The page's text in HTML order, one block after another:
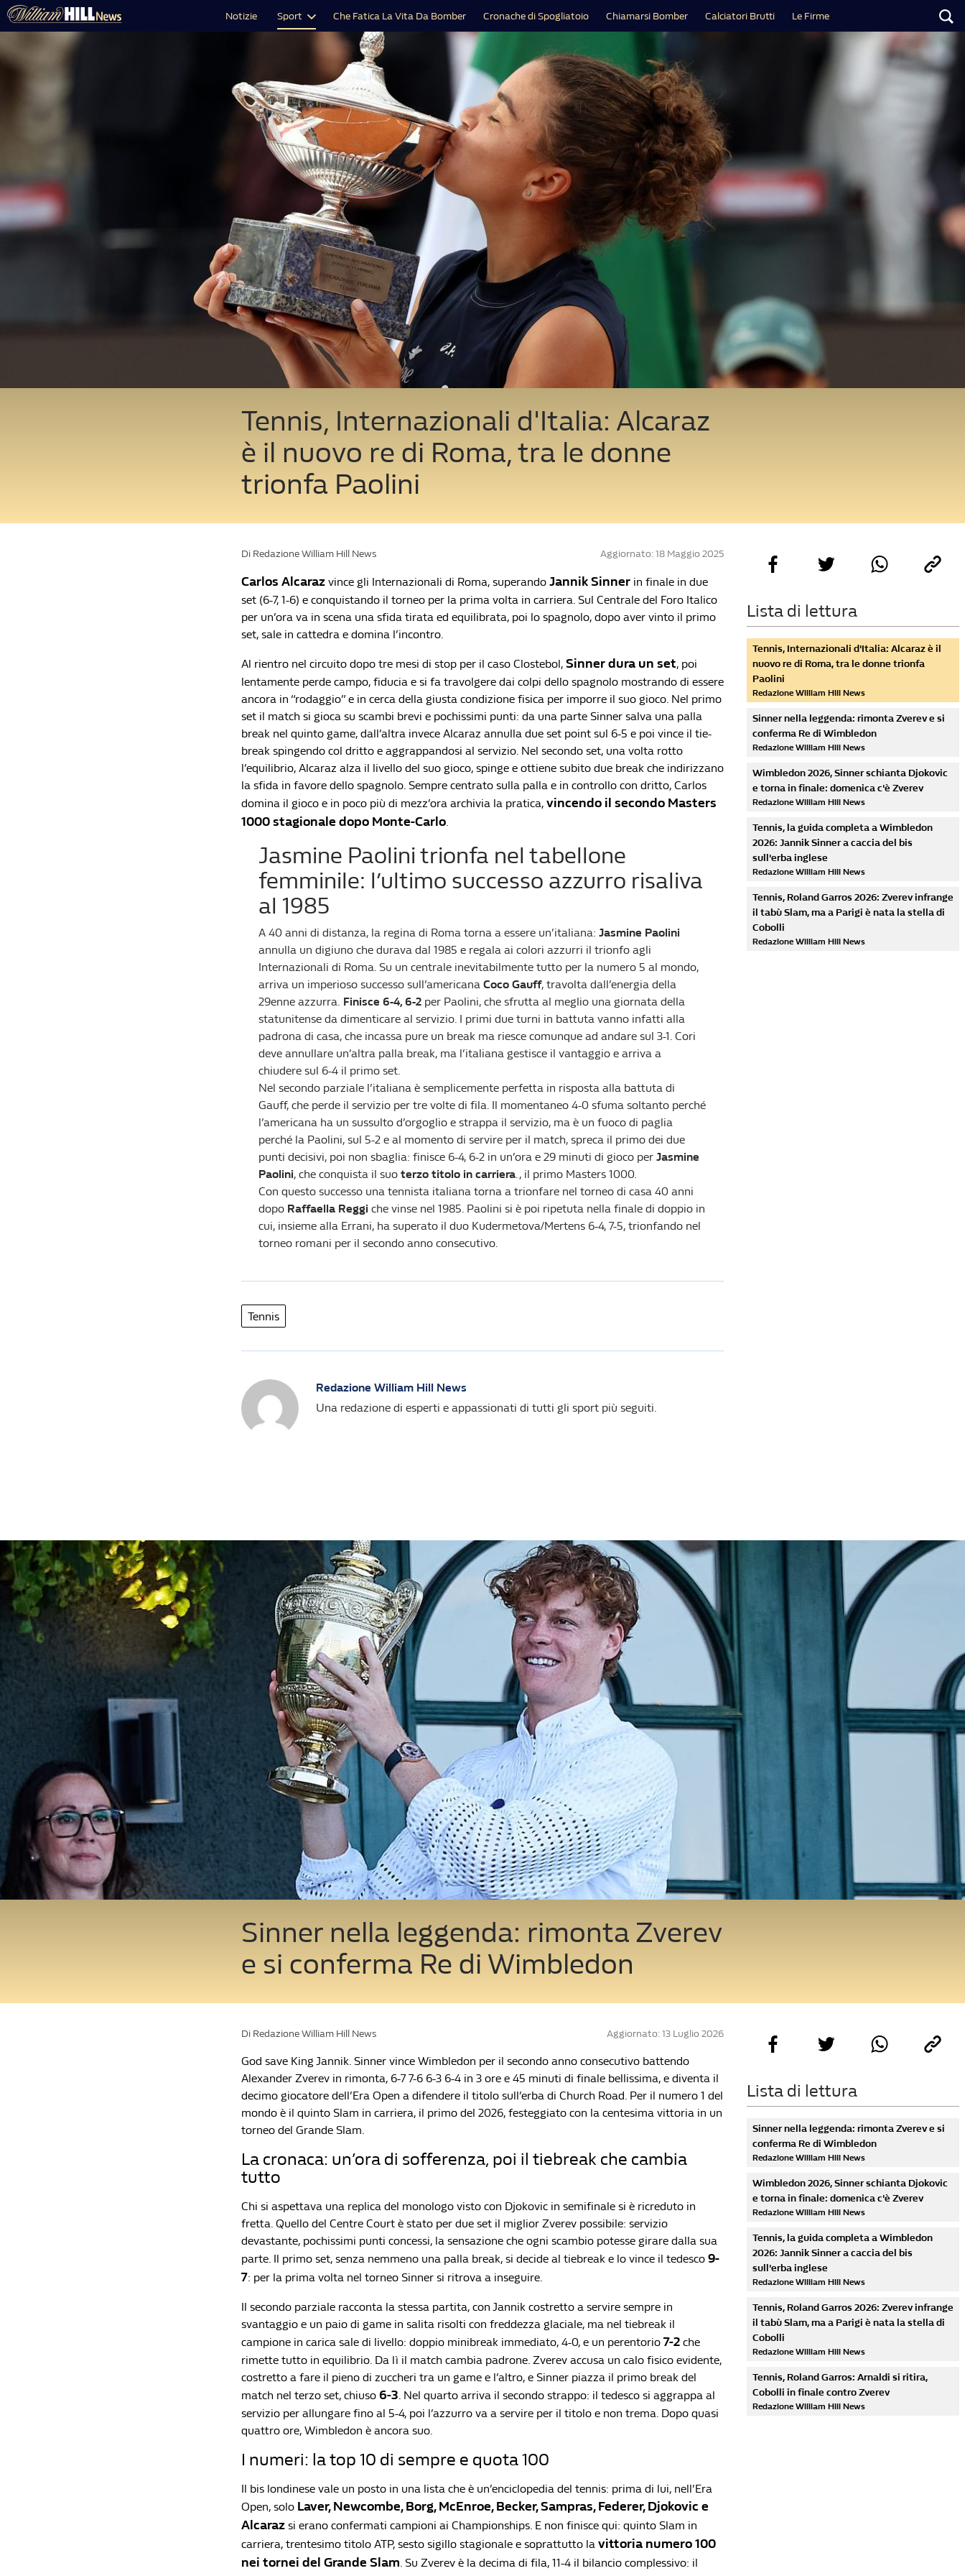
Notizie Sport Che Fatica La Vita Da Bomber Cronache di Spogliatoio Chiamarsi Bomber Calciatori Brutti Le Firme
Tennis, Internazionali d'Italia: Alcaraz
è il nuovo re di Roma, tra le donne
trionfa Paolini
Di Redazione William Hill News Aggiornato: 18 Maggio 2025
Carlos Alcaraz vince gli Internazionali di Roma, superando Jannik Sinner in finale in due
set (6-7, 1-6) e conquistando il torneo per la prima volta in carriera. Sul Centrale del Foro Italico
per un’ora va in scena una sfida tirata ed equilibrata, poi lo spagnolo, dopo aver vinto il primo
set, sale in cattedra e domina l’incontro.
Al rientro nel circuito dopo tre mesi di stop per il caso Clostebol, Sinner dura un set, poi
lentamente perde campo, fiducia e si fa travolgere dai colpi dello spagnolo mostrando di essere
ancora in “rodaggio” e in cerca della giusta condizione fisica per imporre il suo gioco. Nel primo
set il match si gioca su scambi brevi e pochissimi punti: da una parte Sinner salva una palla
break nel quinto game, dall’altra invece Alcaraz annulla due set point sul 6-5 e poi vince il tie-
break spingendo col dritto e aggrappandosi al servizio. Nel secondo set, una volta rotto
l’equilibrio, Alcaraz alza il livello del suo gioco, spinge e ottiene subito due break che indirizzano
la sfida in favore dello spagnolo. Sempre centrato sulla palla e in controllo con dritto, Carlos
domina il gioco e in poco più di mezz’ora archivia la pratica, vincendo il secondo Masters
1000 stagionale dopo Monte-Carlo.
Jasmine Paolini trionfa nel tabellone
femminile: l’ultimo successo azzurro risaliva
al 1985
A 40 anni di distanza, la regina di Roma torna a essere un’italiana: Jasmine Paolini
annulla un digiuno che durava dal 1985 e regala ai colori azzurri il trionfo agli
Internazionali di Roma. Su un centrale inevitabilmente tutto per la numero 5 al mondo,
arriva un imperioso successo sull’americana Coco Gauff, travolta dall’energia della
29enne azzurra. Finisce 6-4, 6-2 per Paolini, che sfrutta al meglio una giornata della
statunitense da dimenticare al servizio. I primi due turni in battuta vanno infatti alla
padrona di casa, che incassa pure un break ma riesce comunque ad andare sul 3-1. Cori
deve annullare un’altra palla break, ma l’italiana gestisce il vantaggio e arriva a
chiudere sul 6-4 il primo set.
Nel secondo parziale l’italiana è semplicemente perfetta in risposta alla battuta di
Gauff, che perde il servizio per tre volte di fila. Il momentaneo 4-0 sfuma soltanto perché
l’americana ha un sussulto d’orgoglio e strappa il servizio, ma è un fuoco di paglia
perché la Paolini, sul 5-2 e al momento di servire per il match, spreca il primo dei due
punti decisivi, poi non sbaglia: finisce 6-4, 6-2 in un’ora e 29 minuti di gioco per Jasmine
Paolini, che conquista il suo terzo titolo in carriera., il primo Masters 1000.
Con questo successo una tennista italiana torna a trionfare nel torneo di casa 40 anni
dopo Raffaella Reggi che vinse nel 1985. Paolini si è poi ripetuta nella finale di doppio in
cui, insieme alla Errani, ha superato il duo Kudermetova/Mertens 6-4, 7-5, trionfando nel
torneo romani per il secondo anno consecutivo.
Tennis
Redazione William Hill News
Una redazione di esperti e appassionati di tutti gli sport più seguiti.
Lista di lettura
Tennis, Internazionali d'Italia: Alcaraz è il
nuovo re di Roma, tra le donne trionfa
Paolini
Redazione William Hill News
Sinner nella leggenda: rimonta Zverev e si
conferma Re di Wimbledon
Redazione William Hill News
Wimbledon 2026, Sinner schianta Djokovic
e torna in finale: domenica c'è Zverev
Redazione William Hill News
Tennis, la guida completa a Wimbledon
2026: Jannik Sinner a caccia del bis
sull'erba inglese
Redazione William Hill News
Tennis, Roland Garros 2026: Zverev infrange
il tabù Slam, ma a Parigi è nata la stella di
Cobolli
Redazione William Hill News
Sinner nella leggenda: rimonta Zverev
e si conferma Re di Wimbledon
Di Redazione William Hill News Aggiornato: 13 Luglio 2026
God save King Jannik. Sinner vince Wimbledon per il secondo anno consecutivo battendo
Alexander Zverev in rimonta, 6-7 7-6 6-3 6-4 in 3 ore e 45 minuti di finale bellissima, e diventa il
decimo giocatore dell’Era Open a difendere il titolo sull’erba di Church Road. Per il numero 1 del
mondo è il quinto Slam in carriera, il primo del 2026, festeggiato con la centesima vittoria in un
torneo del Grande Slam.
La cronaca: un’ora di sofferenza, poi il tiebreak che cambia
tutto
Chi si aspettava una replica del monologo visto con Djokovic in semifinale si è ricreduto in
fretta. Quello del Centre Court è stato per due set il miglior Zverev possibile: servizio
devastante, pochissimi punti concessi, la sensazione che ogni scambio potesse girare dalla sua
parte. Il primo set, senza nemmeno una palla break, si decide al tiebreak e lo vince il tedesco 9-
7: per la prima volta nel torneo Sinner si ritrova a inseguire.
Il secondo parziale racconta la stessa partita, con Jannik costretto a servire sempre in
svantaggio e un paio di game in salita risolti con freddezza glaciale, ma nel tiebreak il
campione in carica sale di livello: doppio minibreak immediato, 4-0, e un perentorio 7-2 che
rimette tutto in equilibrio. Da lì il match cambia padrone. Zverev accusa un calo fisico evidente,
costretto a fare il pieno di zuccheri tra un game e l’altro, e Sinner piazza il primo break del
match nel terzo set, chiuso 6-3. Nel quarto arriva il secondo strappo: il tedesco si aggrappa al
servizio per allungare fino al 5-4, poi l’azzurro va a servire per il titolo e non trema. Dopo quasi
quattro ore, Wimbledon è ancora suo.
I numeri: la top 10 di sempre e quota 100
Il bis londinese vale un posto in una lista che è un’enciclopedia del tennis: prima di lui, nell’Era
Open, solo Laver, Newcombe, Borg, McEnroe, Becker, Sampras, Federer, Djokovic e
Alcaraz si erano confermati campioni ai Championships. E non finisce qui: quinto Slam in
carriera, trentesimo titolo ATP, sesto sigillo stagionale e soprattutto la vittoria numero 100
nei tornei del Grande Slam. Su Zverev è la decima di fila, 11-4 il bilancio complessivo: il
Lista di lettura
Sinner nella leggenda: rimonta Zverev e si
conferma Re di Wimbledon
Redazione William Hill News
Wimbledon 2026, Sinner schianta Djokovic
e torna in finale: domenica c'è Zverev
Redazione William Hill News
Tennis, la guida completa a Wimbledon
2026: Jannik Sinner a caccia del bis
sull'erba inglese
Redazione William Hill News
Tennis, Roland Garros 2026: Zverev infrange
il tabù Slam, ma a Parigi è nata la stella di
Cobolli
Redazione William Hill News
Tennis, Roland Garros: Arnaldi si ritira,
Cobolli in finale contro Zverev
Redazione William Hill News